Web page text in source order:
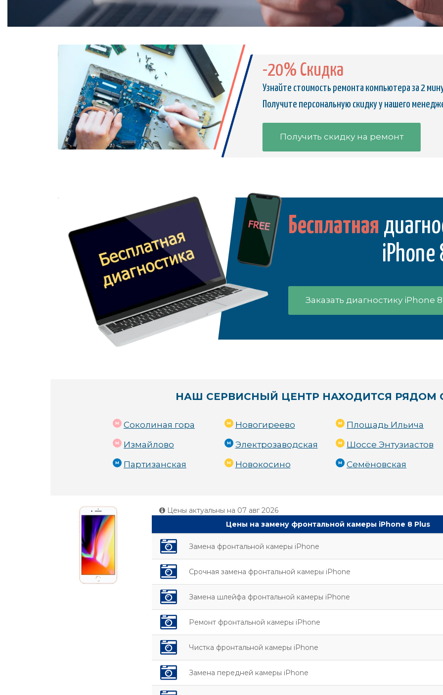
-20% Скидка
Узнайте стоимость ремонта компьютера за 2
Получите персональную скидку у нашего
Получить скидку на ремонт
Бесплатная
iPhone
Заказать диагностику iPhone
НАШ СЕРВИСНЫЙ ЦЕНТР НАХОДИТСЯ РЯДОМ
Соколиная гора
Измайлово
Партизанская
Новогиреево
Электрозаводская
Новокосино
Площадь Ильича
Шоссе Энтузиастов
Семёновская
Цены актуальны на 07 авг 2026
Цены на замену фронтальной камеры iPhone 8 Plus
Замена фронтальной камеры iPhone
Срочная замена фронтальной камеры iPhone
Замена шлейфа фронтальной камеры iPhone
Ремонт фронтальной камеры iPhone
Чистка фронтальной камеры iPhone
Замена передней камеры iPhone